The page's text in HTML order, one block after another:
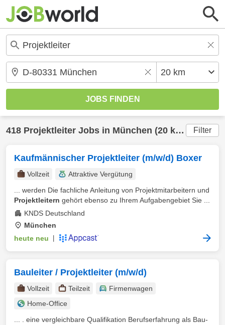
418 Projektleiter Jobs in München (20 km) gefunden Filter
Kaufmännischer Projektleiter (m/w/d) Boxer
Vollzeit
Attraktive Vergütung
... werden Die fachliche Anleitung von Projektmitarbeitern und
Projektleitern gehört ebenso zu Ihrem Aufgabengebiet Sie ...
KNDS Deutschland
München
heute neu
Bauleiter / Projektleiter (m/w/d)
Vollzeit Teilzeit
Firmenwagen
Home-Office
... . eine vergleichbare Qualifikation Berufserfahrung als Bau-